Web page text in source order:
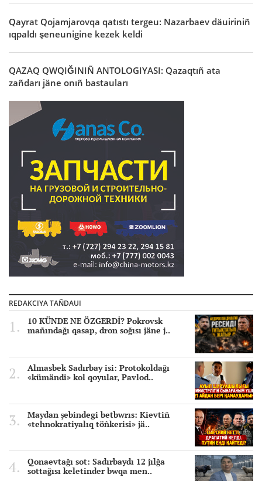
Qayrat Qojamjarovqa qatıstı tergeu: Nazarbaev däuiriniñ
ıqpaldı şeneunigine kezek keldi
QAZAQ QWQIĞINIÑ ANTOLOGIYASI: Qazaqtıñ ata
zañdarı jäne onıñ bastauları
REDAKCIYA TAÑDAUI
10 KÜNDE NE ÖZGERDİ? Pokrovsk
mañındağı qasap, dron soğısı jäne j..
Almasbek Sadırbay isi: Protokoldağı
«kümändi» kol qoyular, Pavlod..
Maydan şebindegi betbwrıs: Kievtiñ
«tehnokratiyalıq töñkerisi» jä..
Qonaevtağı sot: Sadırbaydı 12 jılğa
sottağısı keletinder bwqa men..